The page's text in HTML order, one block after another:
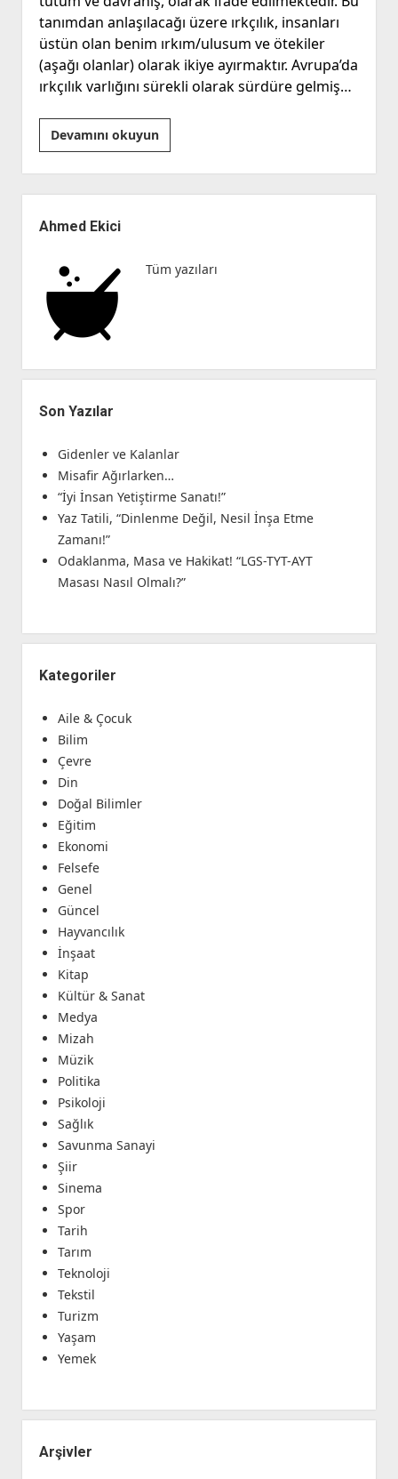
tanımdan anlaşılacağı üzere ırkçılık, insanları
üstün olan benim ırkım/ulusum ve ötekiler
(aşağı olanlar) olarak ikiye ayırmaktır. Avrupa’da
ırkçılık varlığını sürekli olarak sürdüre gelmiş…
Devamını okuyunAvrupa’da
Yükselen
Irkçılığa
Karşı
X
Menü
Ahmed Ekici
Tüm yazıları
Son Yazılar
Gidenler ve Kalanlar
Misafir Ağırlarken…
“İyi İnsan Yetiştirme Sanatı!”
Yaz Tatili, “Dinlenme Değil, Nesil İnşa Etme
Zamanı!”
Odaklanma, Masa ve Hakikat! “LGS-TYT-AYT
Masası Nasıl Olmalı?”
Kategoriler
Aile & Çocuk
Bilim
Çevre
Din
Doğal Bilimler
Eğitim
Ekonomi
Felsefe
Genel
Güncel
Hayvancılık
İnşaat
Kitap
Kültür & Sanat
Medya
Mizah
Müzik
Politika
Psikoloji
Sağlık
Savunma Sanayi
Şiir
Sinema
Spor
Tarih
Tarım
Teknoloji
Tekstil
Turizm
Yaşam
Yemek
Arşivler